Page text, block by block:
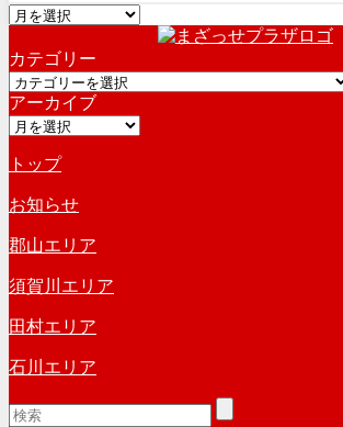
ア
カ
イ
ブ
カテゴリー
カ
テ
ゴ
ー
アーカイブ
ア
カ
イ
ブ
トップ
お知らせ
郡山エリア
須賀川エリア
田村エリア
石川エリア